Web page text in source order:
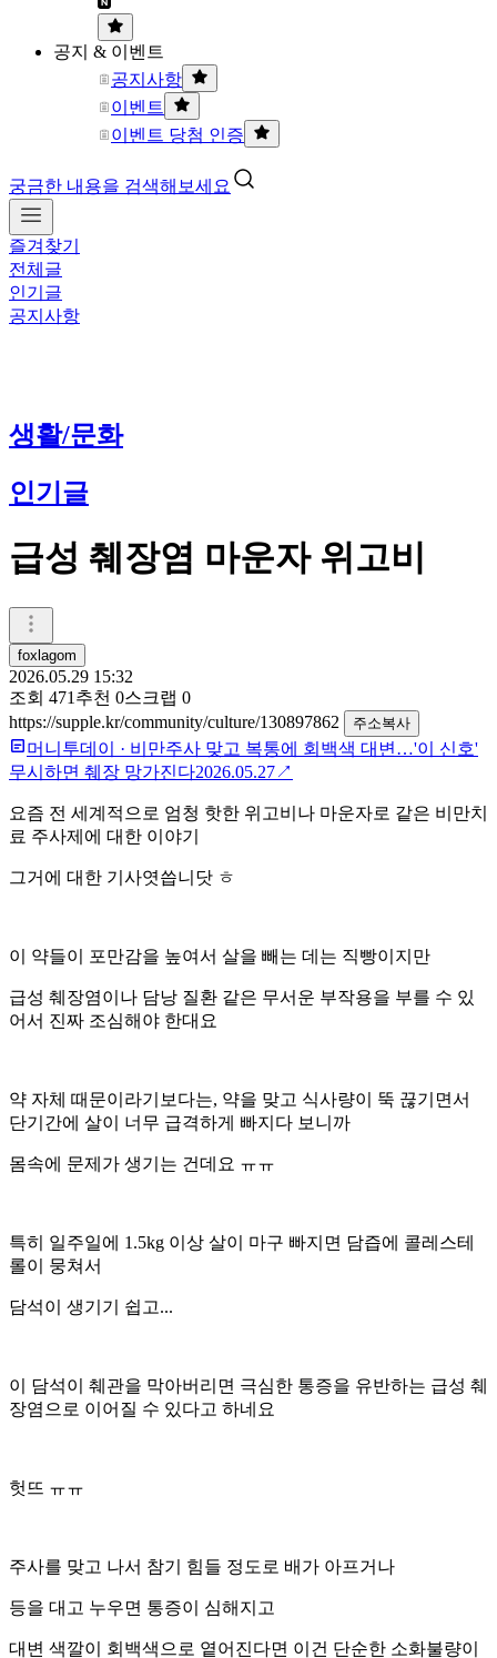
공지 & 이벤트
공지사항
이벤트
이벤트 당첨 인증
궁금한 내용을 검색해보세요
즐겨찾기
전체글
인기글
공지사항
생활/문화
인기글
급성 췌장염 마운자 위고비
foxlagom
2026.05.29 15:32
조회 471 추천 0스크랩 0
https://supple.kr/community/culture/130897862
주소복사
머니투데이 · 비만주사 맞고 복통에 회백색 대변…'이 신호'
무시하면 췌장 망가진다2026.05.27↗
요즘 전 세계적으로 엄청 핫한 위고비나 마운자로 같은 비만치
료 주사제에 대한 이야기
그거에 대한 기사엿씁니닷 ㅎ
이 약들이 포만감을 높여서 살을 빼는 데는 직빵이지만
급성 췌장염이나 담낭 질환 같은 무서운 부작용을 부를 수 있
어서 진짜 조심해야 한대요
약 자체 때문이라기보다는, 약을 맞고 식사량이 뚝 끊기면서
단기간에 살이 너무 급격하게 빠지다 보니까
몸속에 문제가 생기는 건데요 ㅠㅠ
특히 일주일에 1.5kg 이상 살이 마구 빠지면 담즙에 콜레스테
롤이 뭉쳐서
담석이 생기기 쉽고...
이 담석이 췌관을 막아버리면 극심한 통증을 유반하는 급성 췌
장염으로 이어질 수 있다고 하네요
헛뜨 ㅠㅠ
주사를 맞고 나서 참기 힘들 정도로 배가 아프거나
등을 대고 누우면 통증이 심해지고
대변 색깔이 회백색으로 옅어진다면 이건 단순한 소화불량이